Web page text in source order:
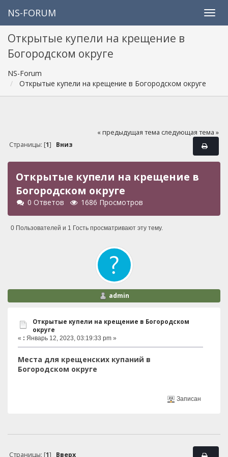
NS-FORUM
Открытые купели на крещение в
Богородском округе
NS-Forum
Открытые купели на крещение в Богородском округе
« предыдущая тема следующая тема »
Страницы: [1] Вниз
Открытые купели на крещение в
Богородском округе
0 Ответов 1686 Просмотров
0 Пользователей и 1 Гость просматривают эту тему.
admin
Открытые купели на крещение в Богородском
округе
« : Январь 12, 2023, 03:19:33 pm »
Места для крещенских купаний в
Богородском округе
Записан
Страницы: [1] Вверх